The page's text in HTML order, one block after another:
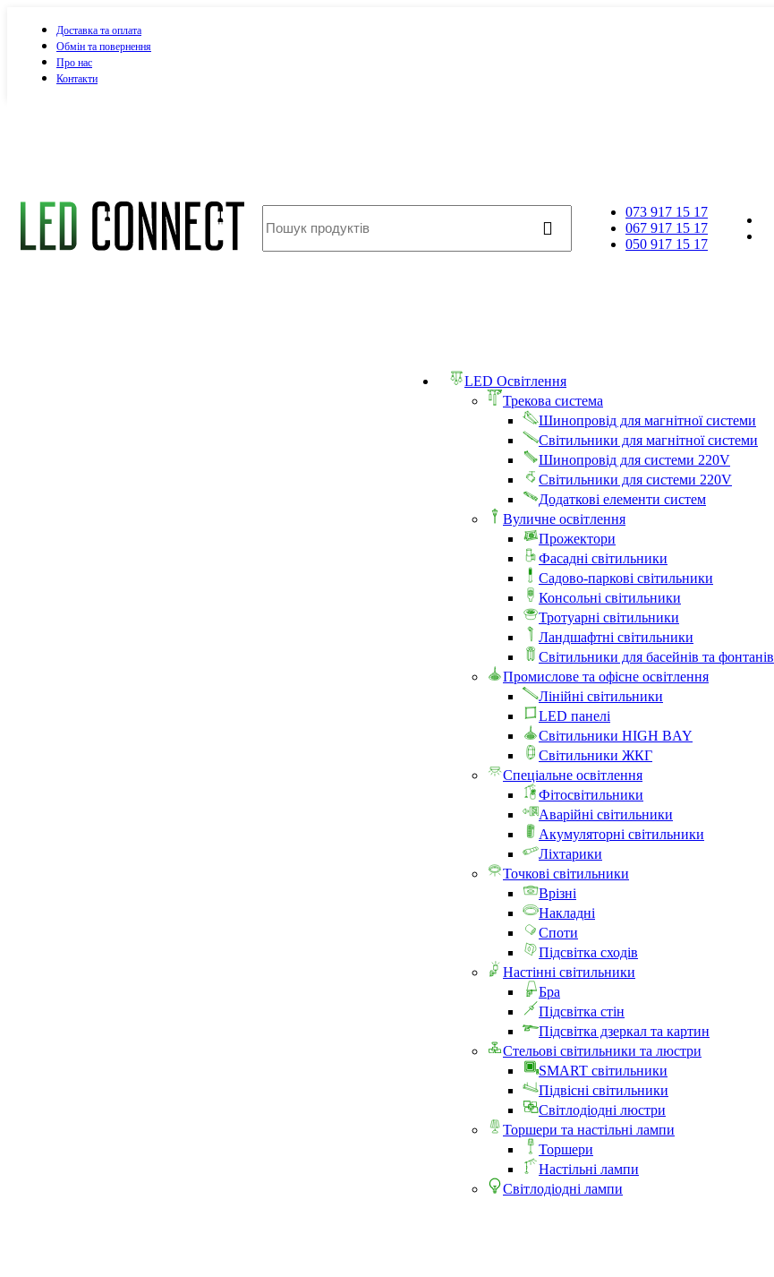
Доставка та оплата
Обмін та повернення
Про нас
Контакти
073 917 15 17
067 917 15 17
050 917 15 17
LED Освітлення
Трекова система
Шинопровід для магнітної системи
Світильники для магнітної системи
Шинопровід для системи 220V
Світильники для системи 220V
Додаткові елементи систем
Вуличне освітлення
Прожектори
Фасадні світильники
Садово-паркові світильники
Консольні світильники
Тротуарні світильники
Ландшафтні світильники
Світильники для басейнів та фонтанів
Промислове та офісне освітлення
Лінійні світильники
LED панелі
Світильники HIGH BAY
Світильники ЖКГ
Спеціальне освітлення
Фітосвітильники
Аварійні світильники
Акумуляторні світильники
Ліхтарики
Точкові світильники
Врізні
Накладні
Споти
Підсвітка сходів
Настінні світильники
Бра
Підсвітка стін
Підсвітка дзеркал та картин
Стельові світильники та люстри
SMART світильники
Підвісні світильники
Світлодіодні люстри
Торшери та настільні лампи
Торшери
Настільні лампи
Світлодіодні лампи